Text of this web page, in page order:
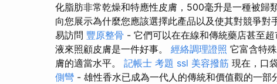
化脂肪非常乾燥和特應性皮膚，500毫升是一種被歸
向您展示為什麼您應該選擇此產品以及使其對競爭對
易訪問 豐原整骨 - 它們可以在在線和傳統藥店甚至
液來照顧皮膚是一件好事。 經絡調理證照 它富含特
膚的適當水平。 記帳士 考題 ssl 美容撥筋 現在，口
側彎 - 雄性香水已成為一代人的傳統和價值觀的一部